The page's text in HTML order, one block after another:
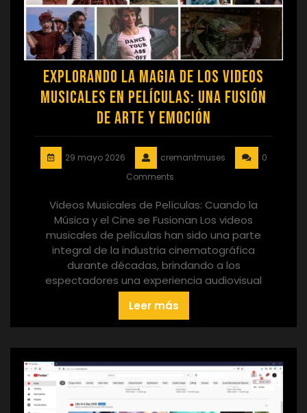
Explorando la Magia de los Videos
Musicales en Películas: Una Fusión
de Arte y Emoción
29 mayo 2026 cremantmuses
0
Comments
Videos Musicales de Películas: Cuando la
Música y el Cine se Fusionan Los videos
musicales de películas han sido una parte
integral de la industria cinematográfica
durante décadas, brindando a los
espectadores una experiencia audiovisual
Leer más